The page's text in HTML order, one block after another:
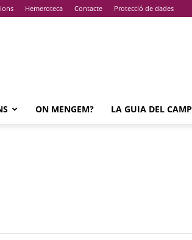
Hemeroteca Contacte Protecció de dades
ON MENGEM? LA GUIA DEL CAMP